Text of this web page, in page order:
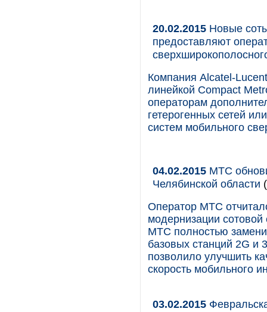
20.02.2015 Новые
предоставляют
Компания Alcatel-
линейкой Compact
операторам
гетерогенных сетей
систем мобильного
04.02.2015 МТС
Челябинской области
Оператор МТС
модернизации сотовой
МТС полностью
базовых станций 2G и
позволило улучшить
скорость мобильного
03.02.2015